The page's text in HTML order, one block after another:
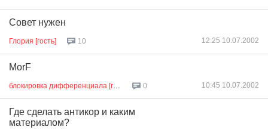
Совет нужен
Глория [гость] 10 12:25 10.07.2002
MorF
0 10:45 10.07.2002
Где сделать антикор и каким
материалом?